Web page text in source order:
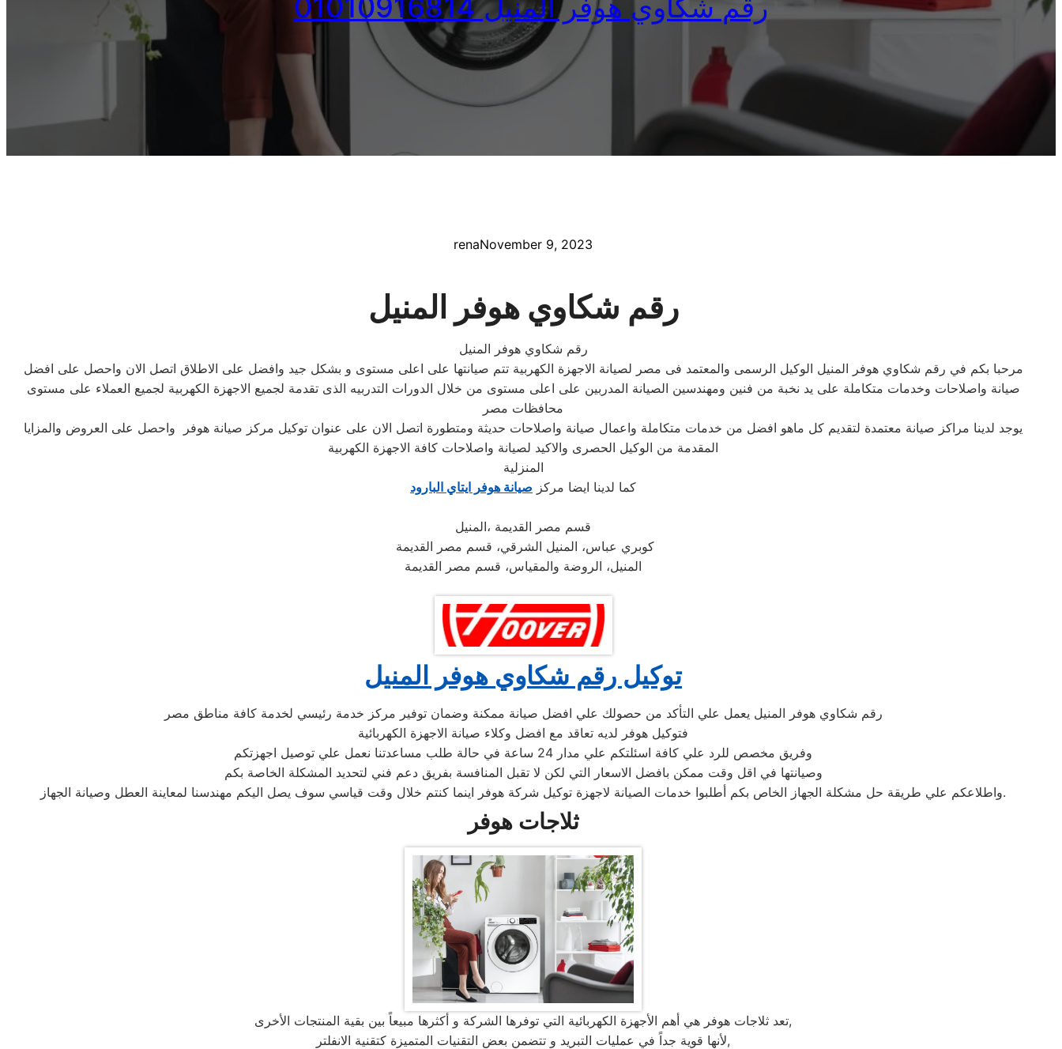
رقم شكاوي هوفر المنيل 01010916814
renaNovember 9, 2023
رقم شكاوي هوفر المنيل
رقم شكاوي هوفر المنيل
مرحبا بكم في رقم شكاوي هوفر المنيل الوكيل الرسمى والمعتمد فى مصر لصيانة الاجهزة الكهربية تتم صيانتها على اعلى مستوى و بشكل جيد وافضل على الاطلاق اتصل الان واحصل على افضل
صيانة واصلاحات وخدمات متكاملة على يد نخبة من فنين ومهندسين الصيانة المدربين على اعلى مستوى من خلال الدورات التدربيه الذى تقدمة لجميع الاجهزة الكهربية لجميع العملاء على مستوى
محافظات مصر
يوجد لدينا مراكز صيانة معتمدة لتقديم كل ماهو افضل من خدمات متكاملة واعمال صيانة واصلاحات حديثة ومتطورة اتصل الان على عنوان توكيل مركز صيانة هوفر واحصل على العروض والمزايا
المقدمة من الوكيل الحصرى والاكيد لصيانة واصلاحات كافة الاجهزة الكهربية
المنزلية
كما لدينا ايضا مركز صيانة هوفر ايتاي البارود
المنيل‎، قسم مصر القديمة
كوبري عباس، المنيل الشرقي، قسم مصر القديمة
المنيل، الروضة والمقياس، قسم مصر القديمة
توكيل رقم شكاوي هوفر المنيل
رقم شكاوي هوفر المنيل يعمل علي التأكد من حصولك علي افضل صيانة ممكنة وضمان توفير مركز خدمة رئيسي لخدمة كافة مناطق مصر
فتوكيل هوفر لديه تعاقد مع افضل وكلاء صيانة الاجهزة الكهربائية
وفريق مخصص للرد علي كافة اسئلتكم علي مدار 24 ساعة في حالة طلب مساعدتنا نعمل علي توصيل اجهزتكم
وصيانتها في اقل وقت ممكن بافضل الاسعار التي لكن لا تقبل المنافسة بفريق دعم فني لتحديد المشكلة الخاصة بكم
واطلاعكم علي طريقة حل مشكلة الجهاز الخاص بكم أطلبوا خدمات الصيانة لاجهزة توكيل شركة هوفر اينما كنتم خلال وقت قياسي سوف يصل اليكم مهندسنا لمعاينة العطل وصيانة الجهاز.
ثلاجات هوفر
تعد ثلاجات هوفر هي أهم الأجهزة الكهربائية التي توفرها الشركة و أكثرها مبيعاً بين بقية المنتجات الأخرى,
لأنها قوية جداً في عمليات التبريد و تتضمن بعض التقنيات المتميزة كتقنية الانفلتر,